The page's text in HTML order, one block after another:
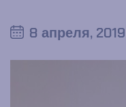
8 апреля, 2019